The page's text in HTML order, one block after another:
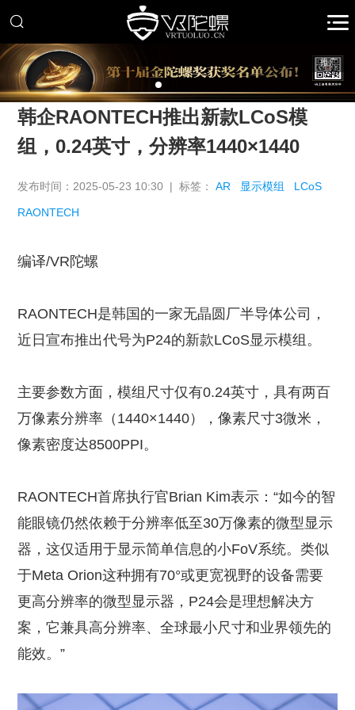
推广
韩企RAONTECH推出新款LCoS模
组，0.24英寸，分辨率1440×1440
发布时间：2025-05-23 10:30 | 标签：AR 显示模组 LCoS
RAONTECH
编译/VR陀螺
RAONTECH是韩国的一家无晶圆厂半导体公司，
近日宣布推出代号为P24的新款LCoS显示模组。
主要参数方面，模组尺寸仅有0.24英寸，具有两百
万像素分辨率（1440×1440），像素尺寸3微米，
像素密度达8500PPI。
RAONTECH首席执行官Brian Kim表示：“如今的智
能眼镜仍然依赖于分辨率低至30万像素的微型显示
器，这仅适用于显示简单信息的小FoV系统。类似
于Meta Orion这种拥有70°或更宽视野的设备需要
更高分辨率的微型显示器，P24会是理想解决方
案，它兼具高分辨率、全球最小尺寸和业界领先的
能效。”